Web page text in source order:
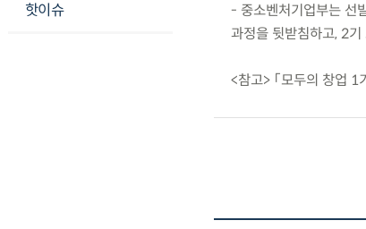
핫이슈
- 중소벤처기업부는 선
과정을 뒷받침하고, 2
<참고> 「모두의 창업 1